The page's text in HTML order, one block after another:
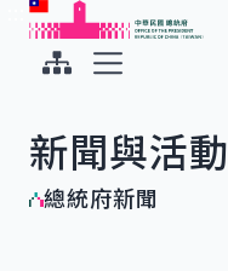
跳到主要內容
中華民國總統府
新聞與活動
總統府新聞